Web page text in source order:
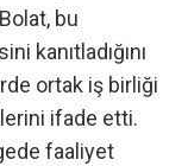
bu
kanıtladığını
ortak iş birliği
ifade etti.
faaliyet